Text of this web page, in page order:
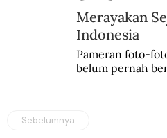
Merayakan
Indonesia
Pameran foto-
belum pernah
Sebelumnya